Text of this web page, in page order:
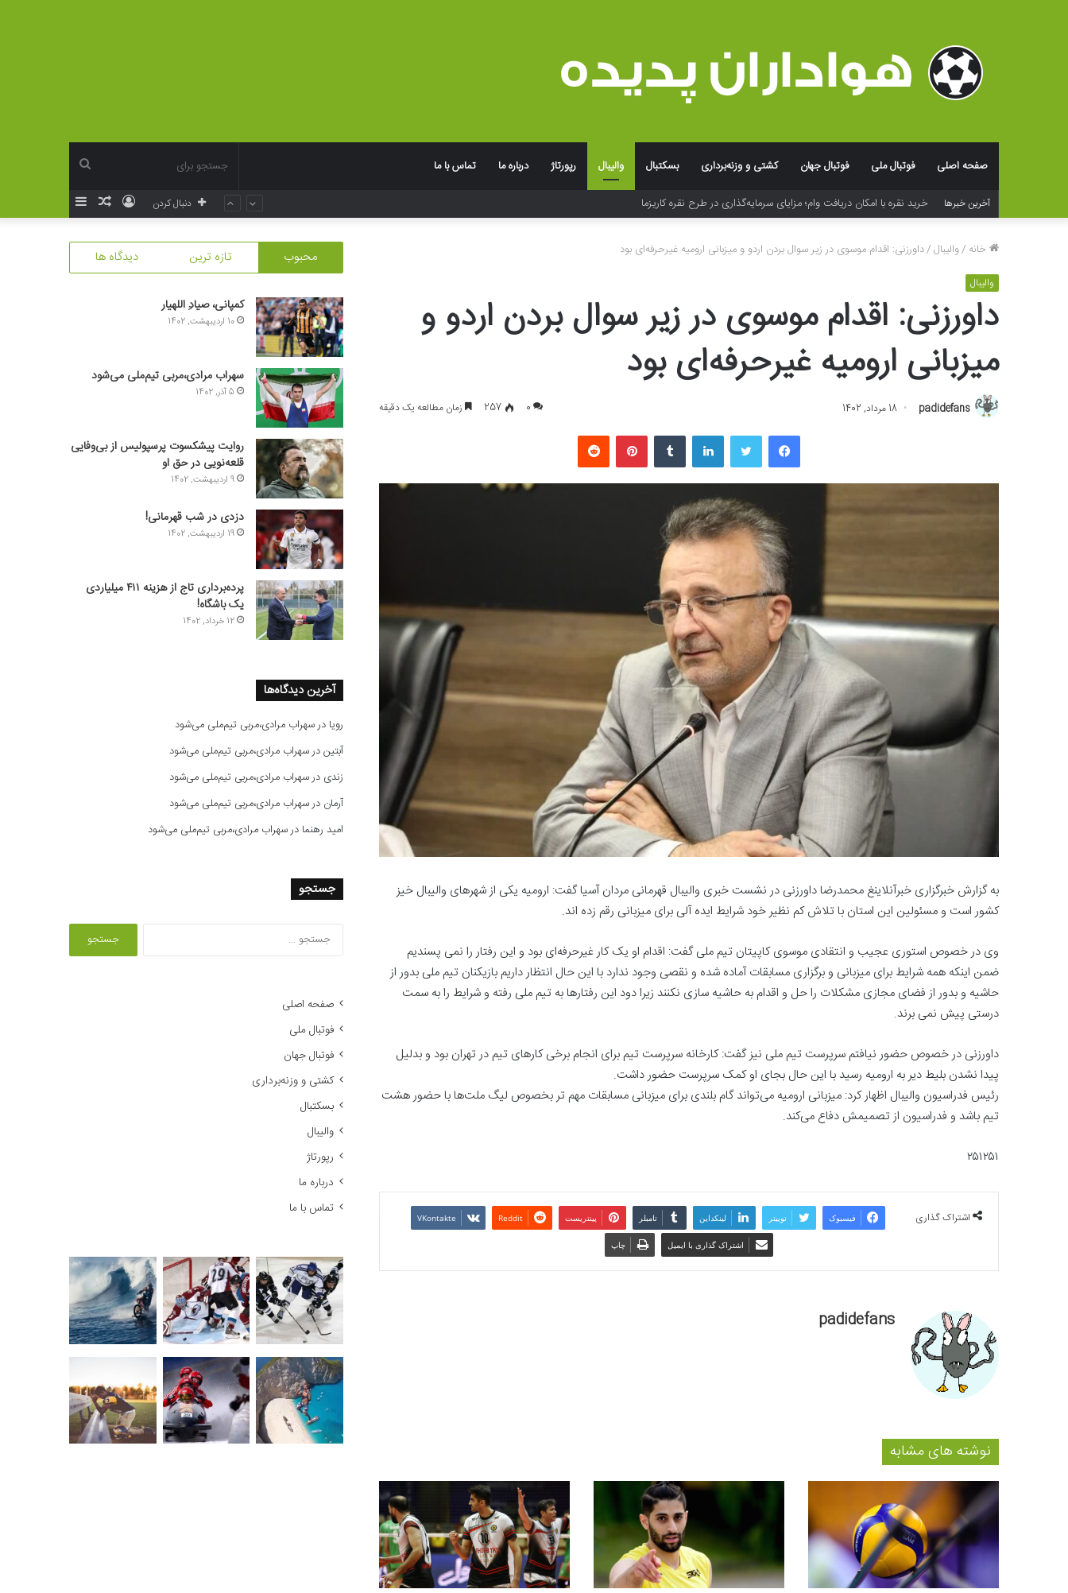
صفحه اصلی فوتبال ملی فوتبال جهان کشتی و وزنه‌برداری بسکتبال والیبال رپورتاژ درباره ما تماس با ما
برای آخرین خبرها خرید نقره با امکان دریافت وام؛ مزایای سرمایه‌گذاری در طرح نقره کاریزما
نوشته
ورود دنبال کردن
خانه /والیبال/داورزنی: اقدام موسوی در زیر سوال بردن اردو و میزبانی ارومیه غیرحرفه‌ای بود
والیبال
داورزنی: اقدام موسوی در زیر سوال بردن اردو و
میزبانی ارومیه غیرحرفه‌ای بود
padidefans 18 مرداد, 1402 0
257 زمان مطالعه یک دقیقه
فیسبوک لینکداین پینتریست
به گزارش خبرگزاری خبرآنلاینغ محمدرضا داورزنی در نشست خبری والیبال قهرمانی مردان آسیا گفت: ارومیه یکی از شهرهای والیبال خیز
کشور است و مسئولین این استان با تلاش کم نظیر خود شرایط ایده آلی برای میزبانی رقم زده اند.
وی در خصوص استوری عجیب و انتقادی موسوی کاپیتان تیم ملی گفت: اقدام او یک کار غیرحرفه‌ای بود و این رفتار را نمی پسندیم
ضمن اینکه همه شرایط برای میزبانی و برگزاری مسابقات آماده شده و نقصی وجود ندارد با این حال انتظار داریم بازیکنان تیم ملی بدور از
حاشیه و بدور از فضای مجازی مشکلات را حل و اقدام به حاشیه سازی نکنند زیرا دود این رفتارها به تیم ملی رفته و شرایط را به سمت
درستی پیش نمی برند.
داورزنی در خصوص حضور نیافتم سرپرست تیم ملی نیز گفت: کارخانه سرپرست تیم برای انجام برخی کارهای تیم در تهران بود و بدلیل
پیدا نشدن بلیط دیر به ارومیه رسید با این حال بجای او کمک سرپرست حضور داشت.
رئیس فدراسیون والیبال اظهار کرد: میزبانی ارومیه می‌تواند گام بلندی برای میزبانی مسابقات مهم تر بخصوص لیگ ملت‌ها با حضور هشت
تیم باشد و فدراسیون از تصمیمش دفاع می‌کند.
۲۵۱۲۵۱
اشتراک گذاری فیسبوک توییتر لینکداین تامبلر پینتریست Reddit
VKontakte
اشتراک گذاری با ایمیل چاپ
padidefans
نوشته های مشابه
محبوب تازه ترین دیدگاه ها
کمپانی، صیادِ اللهیار
10 اردیبهشت, 1402
سهراب مرادی،مربی تیم‌ملی می‌شود
5 آذر, 1402
روایت پیشکسوت پرسپولیس از بی‌وفایی
قلعه‌نویی در حق او
9 اردیبهشت, 1402
دزدی در شب قهرمانی!
19 اردیبهشت, 1402
پرده‌برداری تاج از هزینه ۴۱۱ میلیاردی
یک باشگاه!
12 خرداد, 1402
آخرین دیدگاه‌ها
رویا درسهراب مرادی،مربی تیم‌ملی می‌شود
آبتیندرسهراب مرادی،مربی تیم‌ملی می‌شود
زندی درسهراب مرادی،مربی تیم‌ملی می‌شود
آرمان درسهراب مرادی،مربی تیم‌ملی می‌شود
امید رهنما درسهراب مرادی،مربی تیم‌ملی می‌شود
جستجو
صفحه اصلی
فوتبال ملی
فوتبال جهان
کشتی و وزنه‌برداری
بسکتبال
والیبال
رپورتاژ
درباره ما
تماس با ما